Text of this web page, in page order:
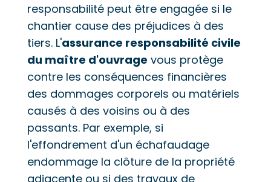
responsabilité peut être engagée si le
chantier cause des préjudices à des
tiers. L'assurance responsabilité civile
du maître d'ouvrage vous protège
contre les conséquences financières
des dommages corporels ou matériels
causés à des voisins ou à des
passants. Par exemple, si
l'effondrement d'un échafaudage
endommage la clôture de la propriété
adjacente ou si des travaux de